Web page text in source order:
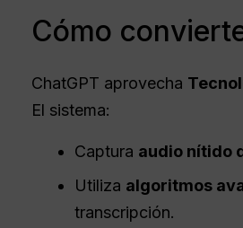
Cómo
ChatGPT aprovecha
El sistema:
Captura audio nítido
Utiliza algoritmos
transcripción.